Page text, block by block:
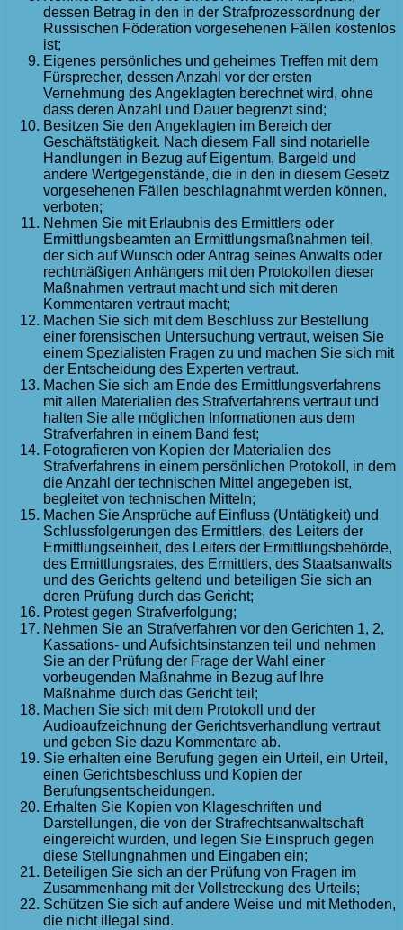
dessen Betrag in den in der Strafprozessordnung der
Russischen Föderation vorgesehenen Fällen kostenlos
ist;
Eigenes persönliches und geheimes Treffen mit dem
Fürsprecher, dessen Anzahl vor der ersten
Vernehmung des Angeklagten berechnet wird, ohne
dass deren Anzahl und Dauer begrenzt sind;
Besitzen Sie den Angeklagten im Bereich der
Geschäftstätigkeit. Nach diesem Fall sind notarielle
Handlungen in Bezug auf Eigentum, Bargeld und
andere Wertgegenstände, die in den in diesem Gesetz
vorgesehenen Fällen beschlagnahmt werden können,
verboten;
Nehmen Sie mit Erlaubnis des Ermittlers oder
Ermittlungsbeamten an Ermittlungsmaßnahmen teil,
der sich auf Wunsch oder Antrag seines Anwalts oder
rechtmäßigen Anhängers mit den Protokollen dieser
Maßnahmen vertraut macht und sich mit deren
Kommentaren vertraut macht;
Machen Sie sich mit dem Beschluss zur Bestellung
einer forensischen Untersuchung vertraut, weisen Sie
einem Spezialisten Fragen zu und machen Sie sich mit
der Entscheidung des Experten vertraut.
Machen Sie sich am Ende des Ermittlungsverfahrens
mit allen Materialien des Strafverfahrens vertraut und
halten Sie alle möglichen Informationen aus dem
Strafverfahren in einem Band fest;
Fotografieren von Kopien der Materialien des
Strafverfahrens in einem persönlichen Protokoll, in dem
die Anzahl der technischen Mittel angegeben ist,
begleitet von technischen Mitteln;
Machen Sie Ansprüche auf Einfluss (Untätigkeit) und
Schlussfolgerungen des Ermittlers, des Leiters der
Ermittlungseinheit, des Leiters der Ermittlungsbehörde,
des Ermittlungsrates, des Ermittlers, des Staatsanwalts
und des Gerichts geltend und beteiligen Sie sich an
deren Prüfung durch das Gericht;
Protest gegen Strafverfolgung;
Nehmen Sie an Strafverfahren vor den Gerichten 1, 2,
Kassations- und Aufsichtsinstanzen teil und nehmen
Sie an der Prüfung der Frage der Wahl einer
vorbeugenden Maßnahme in Bezug auf Ihre
Maßnahme durch das Gericht teil;
Machen Sie sich mit dem Protokoll und der
Audioaufzeichnung der Gerichtsverhandlung vertraut
und geben Sie dazu Kommentare ab.
Sie erhalten eine Berufung gegen ein Urteil, ein Urteil,
einen Gerichtsbeschluss und Kopien der
Berufungsentscheidungen.
Erhalten Sie Kopien von Klageschriften und
Darstellungen, die von der Strafrechtsanwaltschaft
eingereicht wurden, und legen Sie Einspruch gegen
diese Stellungnahmen und Eingaben ein;
Beteiligen Sie sich an der Prüfung von Fragen im
Zusammenhang mit der Vollstreckung des Urteils;
Schützen Sie sich auf andere Weise und mit Methoden,
die nicht illegal sind.